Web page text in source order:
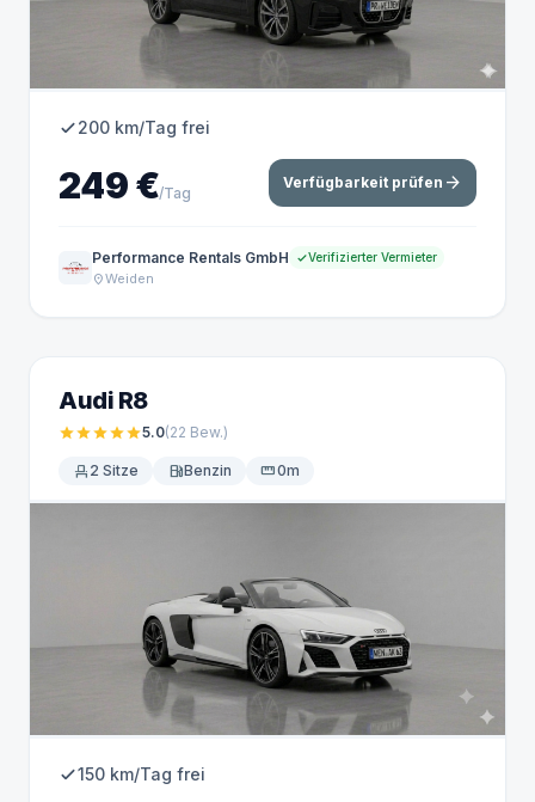
200 km/Tag frei
249 €/Tag
Verfügbarkeit prüfen arrow_forward
Performance Rentals GmbH Verifizierter Vermieter
location_onWeiden
Audi R8
starstarstarstarstar5.0(22 Bew.)
event_seat 2 Sitze local_gas_stationBenzin straighten0m
150 km/Tag frei